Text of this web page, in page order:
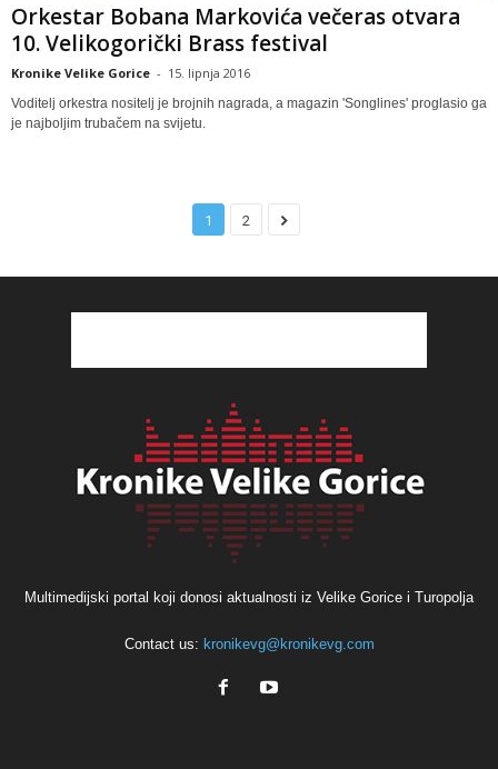
Orkestar Bobana Markovića večeras otvara
10. Velikogorički Brass festival
Kronike Velike Gorice - 15. lipnja 2016
Voditelj orkestra nositelj je brojnih nagrada, a magazin 'Songlines' proglasio ga
je najboljim trubačem na svijetu.
1 2
Multimedijski portal koji donosi aktualnosti iz Velike Gorice i Turopolja
Contact us: kronikevg@kronikevg.com